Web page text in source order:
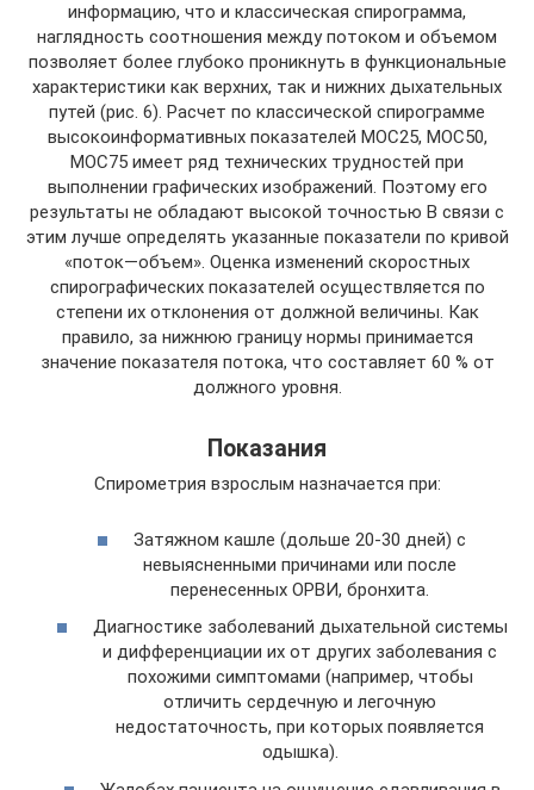
информацию, что и классическая спирограмма,
наглядность соотношения между потоком и объемом
позволяет более глубоко проникнуть в функциональные
характеристики как верхних, так и нижних дыхательных
путей (рис. 6). Расчет по классической спирограмме
высокоинформативных показателей МОС25, МОС50,
МОС75 имеет ряд технических трудностей при
выполнении графических изображений. Поэтому его
результаты не обладают высокой точностью В связи с
этим лучше определять указанные показатели по кривой
«поток—объем». Оценка изменений скоростных
спирографических показателей осуществляется по
степени их отклонения от должной величины. Как
правило, за нижнюю границу нормы принимается
значение показателя потока, что составляет 60 % от
должного уровня.
Показания
Спирометрия взрослым назначается при:
Затяжном кашле (дольше 20-30 дней) с
невыясненными причинами или после
перенесенных ОРВИ, бронхита.
Диагностике заболеваний дыхательной системы
и дифференциации их от других заболевания с
похожими симптомами (например, чтобы
отличить сердечную и легочную
недостаточность, при которых появляется
одышка).